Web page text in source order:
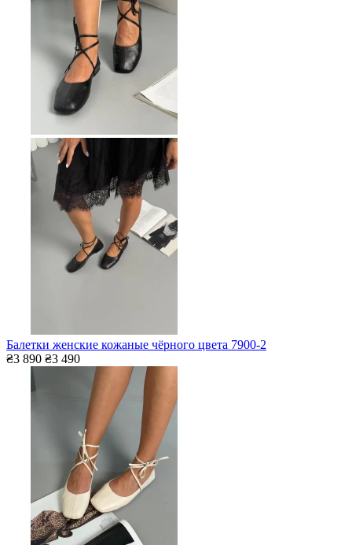
Балетки женские кожаные чёрного цвета 7900-2
₴3 890 ₴3 490